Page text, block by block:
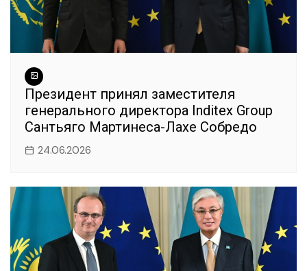
Президент принял заместителя
генерального директора Inditex Group
Сантьяго Мартинеса-Лахе Собредо
24.06.2026